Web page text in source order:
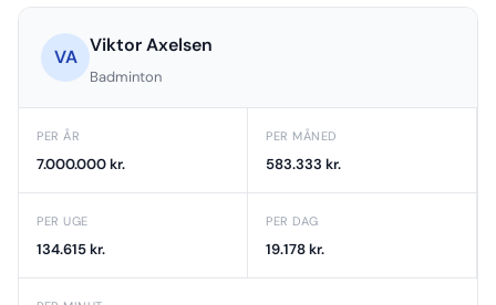
VA
Viktor Axelsen
Badminton
PER ÅR
7.000.000 kr.
PER MÅNED
583.333 kr.
PER UGE
134.615 kr.
PER DAG
19.178 kr.